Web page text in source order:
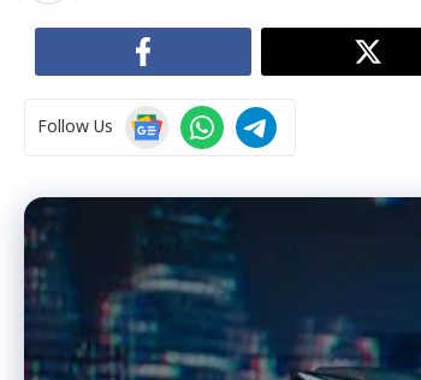
Follow Us